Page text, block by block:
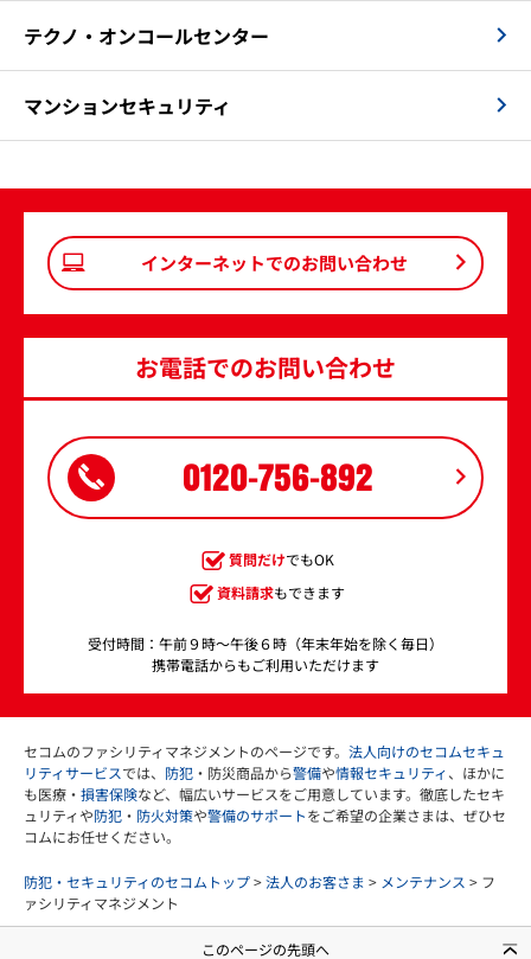
テクノ・オンコールセンター
マンションセキュリティ
インターネットでのお問い合わせ
お電話でのお問い合わせ
0120-756-892
質問だけでもOK
資料請求もできます
受付時間：午前９時～午後６時（年末年始を除く毎日）
携帯電話からもご利用いただけます
セコムのファシリティマネジメントのページです。 法人向けのセコムセキュ
リティサービスでは、 防犯 ・防災商品から警備や情報セキュリティ、ほかに
も医療・ 損害保険など、幅広いサービスをご用意しています。徹底したセキ
ュリティや防犯 ・ 防火対策や警備のサポートをご希望の企業さまは、ぜひセ
コムにお任せください。
防犯・セキュリティのセコムトップ>法人のお客さま > メンテナンス > フ
ァシリティマネジメント
このページの先頭へ